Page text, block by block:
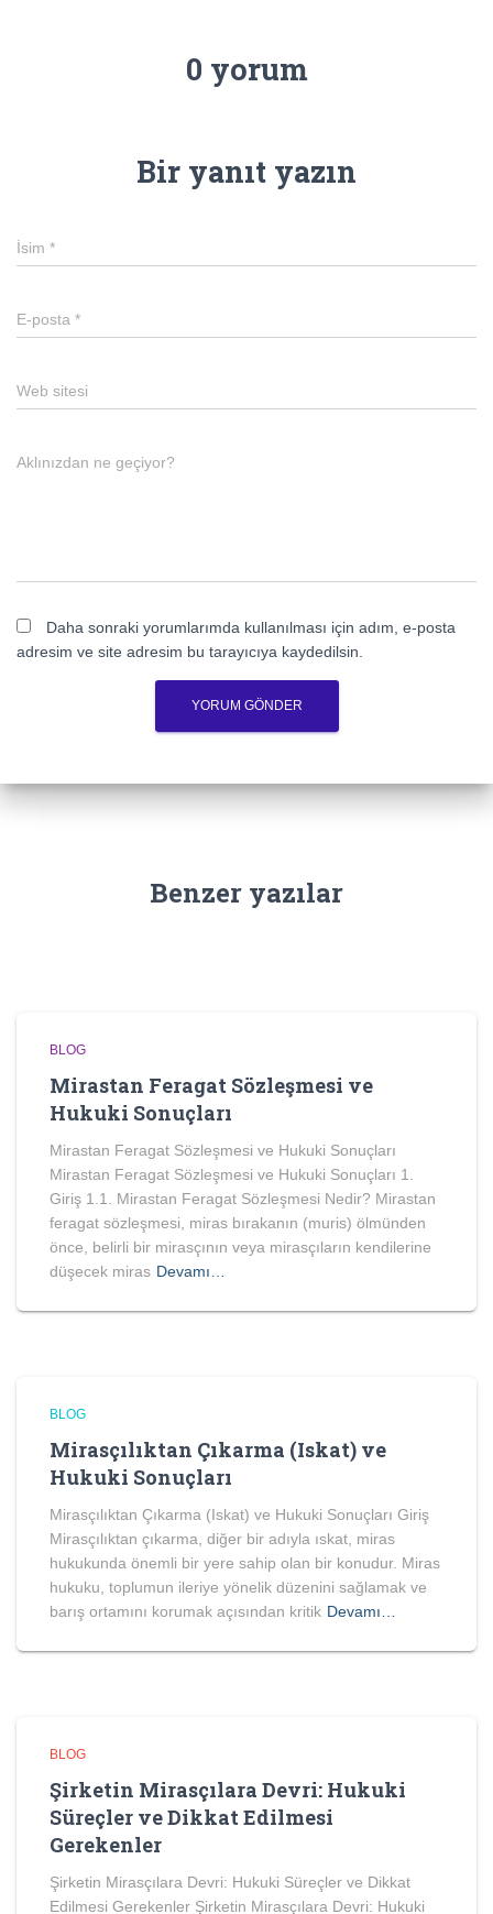
0 yorum
Bir yanıt yazın
İsim *
E-posta *
Web sitesi
Aklınızdan ne geçiyor?
Daha sonraki yorumlarımda kullanılması için adım, e-posta
adresim ve site adresim bu tarayıcıya kaydedilsin.
Benzer yazılar
BLOG
Mirastan Feragat Sözleşmesi ve
Hukuki Sonuçları
Mirastan Feragat Sözleşmesi ve Hukuki Sonuçları
Mirastan Feragat Sözleşmesi ve Hukuki Sonuçları 1.
Giriş 1.1. Mirastan Feragat Sözleşmesi Nedir? Mirastan
feragat sözleşmesi, miras bırakanın (muris) ölmünden
önce, belirli bir mirasçının veya mirasçıların kendilerine
düşecek miras Devamı…
BLOG
Mirasçılıktan Çıkarma (Iskat) ve
Hukuki Sonuçları
Mirasçılıktan Çıkarma (Iskat) ve Hukuki Sonuçları Giriş
Mirasçılıktan çıkarma, diğer bir adıyla ıskat, miras
hukukunda önemli bir yere sahip olan bir konudur. Miras
hukuku, toplumun ileriye yönelik düzenini sağlamak ve
barış ortamını korumak açısından kritik Devamı…
BLOG
Şirketin Mirasçılara Devri: Hukuki
Süreçler ve Dikkat Edilmesi
Gerekenler
Şirketin Mirasçılara Devri: Hukuki Süreçler ve Dikkat
Edilmesi Gerekenler Şirketin Mirasçılara Devri: Hukuki